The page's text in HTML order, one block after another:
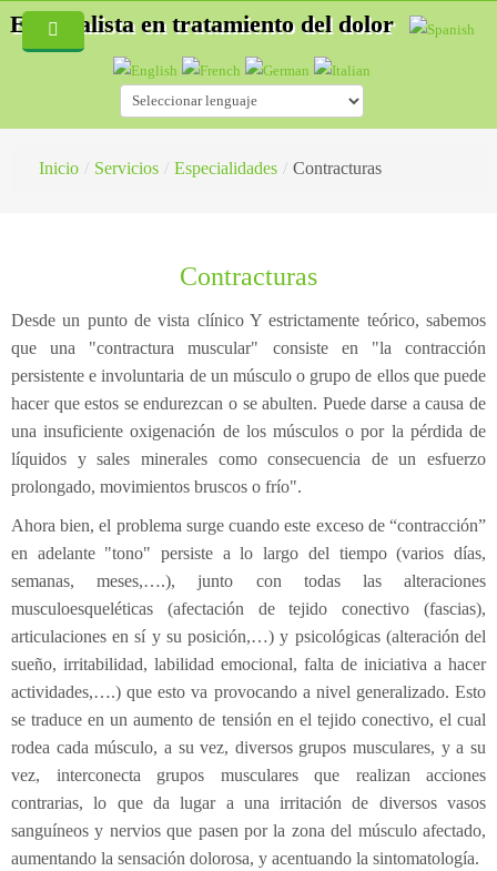
Servicios
Osteopatía deportiva
Acupuntura
Fisioterapia
Pediatría
Migrañas
Tendinitis
¿Qué es la Acupuntura?
Auriculoterapia
¿Qué es la esteopatía?
¿Cómo trata un osteópata?
¿Cómo es una consulta de osteopatía?
¿Cuándo acudir a un osteópata?
Osteopatía pedriática
¿Con qué edad puede ir el niño al osteópata?
¿Qué tipo de síntomas ha de presentar que nos llamen
la atención?
Osteopatía en el embarazo
Osteopatía deportiva
Osteopatía odontológica
Osteopatía en las artes y la música
Patologías
Masaje Terapéutico
Drenaje Linfático manual
Electroterapia
Flexión-distracción Lumbar
Readaptación deportiva
Fibrolisis diacutanea
Ecografía
EPI - Epte
Especialista en tratamiento del dolor
Inicio / Servicios / Especialidades / Contracturas
Contracturas
Desde un punto de vista clínico Y estrictamente teórico, sabemos
que una "contractura muscular" consiste en "la contracción
persistente e involuntaria de un músculo o grupo de ellos que puede
hacer que estos se endurezcan o se abulten. Puede darse a causa de
una insuficiente oxigenación de los músculos o por la pérdida de
líquidos y sales minerales como consecuencia de un esfuerzo
prolongado, movimientos bruscos o frío".
Ahora bien, el problema surge cuando este exceso de “contracción”
en adelante "tono" persiste a lo largo del tiempo (varios días,
semanas, meses,….), junto con todas las alteraciones
musculoesqueléticas (afectación de tejido conectivo (fascias),
articulaciones en sí y su posición,…) y psicológicas (alteración del
sueño, irritabilidad, labilidad emocional, falta de iniciativa a hacer
actividades,….) que esto va provocando a nivel generalizado. Esto
se traduce en un aumento de tensión en el tejido conectivo, el cual
rodea cada músculo, a su vez, diversos grupos musculares, y a su
vez, interconecta grupos musculares que realizan acciones
contrarias, lo que da lugar a una irritación de diversos vasos
sanguíneos y nervios que pasen por la zona del músculo afectado,
aumentando la sensación dolorosa, y acentuando la sintomatología.